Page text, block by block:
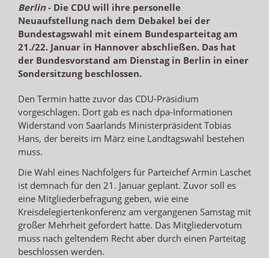
Berlin- Die CDU will ihre personelle
Neuaufstellung nach dem Debakel bei der
Bundestagswahl mit einem Bundesparteitag am
21./22. Januar in Hannover abschließen. Das hat
der Bundesvorstand am Dienstag in Berlin in einer
Sondersitzung beschlossen.
Den Termin hatte zuvor das CDU-Präsidium
vorgeschlagen. Dort gab es nach dpa-Informationen
Widerstand von Saarlands Ministerpräsident Tobias
Hans, der bereits im März eine Landtagswahl bestehen
muss.
Die Wahl eines Nachfolgers für Parteichef Armin Laschet
ist demnach für den 21. Januar geplant. Zuvor soll es
eine Mitgliederbefragung geben, wie eine
Kreisdelegiertenkonferenz am vergangenen Samstag mit
großer Mehrheit gefordert hatte. Das Mitgliedervotum
muss nach geltendem Recht aber durch einen Parteitag
beschlossen werden.